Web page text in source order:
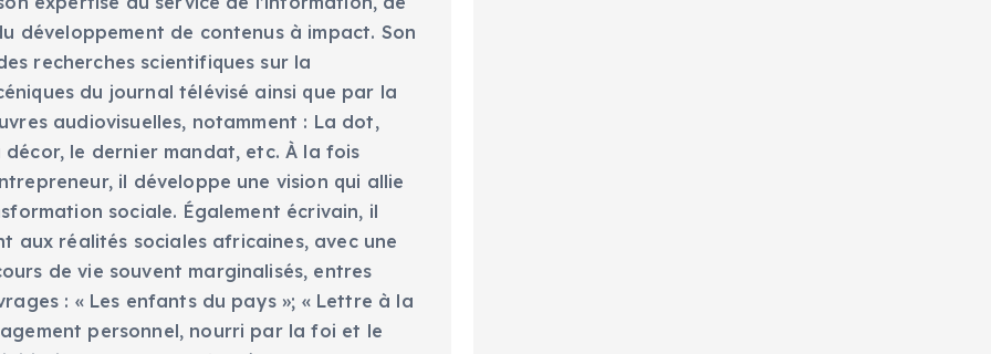
développement de contenus à impact. Son
recherches scientifiques sur la
du journal télévisé ainsi que par la
audiovisuelles, notamment : La dot,
décor, le dernier mandat, etc. À la fois
il développe une vision qui allie
sociale. Également écrivain, il
aux réalités sociales africaines, avec une
de vie souvent marginalisés, entres
: « Les enfants du pays »; « Lettre à la
personnel, nourri par la foi et le